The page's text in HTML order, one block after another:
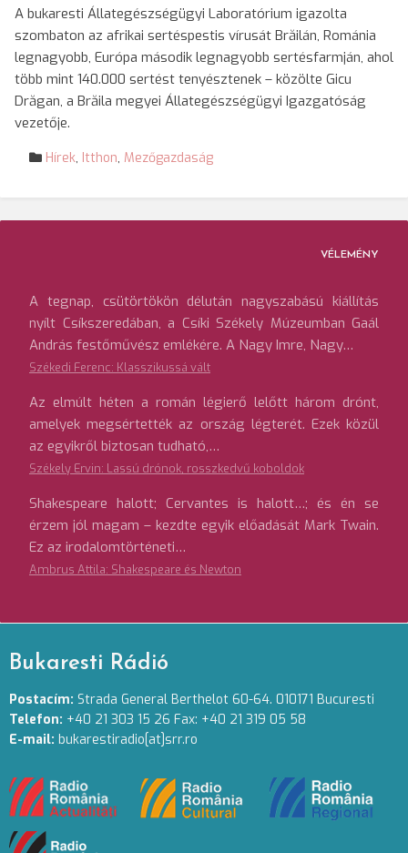
A bukaresti Állategészségügyi Laboratórium igazolta
szombaton az afrikai sertéspestis vírusát Brăilán, Románia
legnagyobb, Európa második legnagyobb sertésfarmján, ahol
több mint 140.000 sertést tenyésztenek – közölte Gicu
Drăgan, a Brăila megyei Állategészségügyi Igazgatóság
vezetője.
Hírek, Itthon, Mezőgazdaság
VÉLEMÉNY
A tegnap, csütörtökön délután nagyszabású kiállítás
nyílt Csíkszeredában, a Csíki Székely Múzeumban Gaál
András festőművész emlékére. A Nagy Imre, Nagy…
Székedi Ferenc: Klasszikussá vált
Az elmúlt héten a román légierő lelőtt három drónt,
amelyek megsértették az ország légterét. Ezek közül
az egyikről biztosan tudható,…
Székely Ervin: Lassú drónok, rosszkedvű koboldok
Shakespeare halott; Cervantes is halott…; és én se
érzem jól magam – kezdte egyik előadását Mark Twain.
Ez az irodalomtörténeti…
Ambrus Attila: Shakespeare és Newton
Bukaresti Rádió
Postacím: Strada General Berthelot 60-64. 010171 Bucuresti
Telefon: +40 21 303 15 26 Fax: +40 21 319 05 58
E-mail: bukarestiradio[at]srr.ro